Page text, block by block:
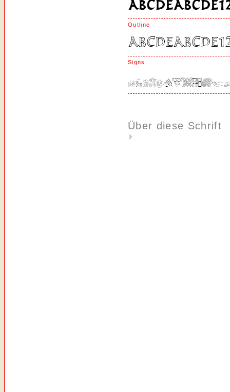
Outline
Signs
Über diese Schrift